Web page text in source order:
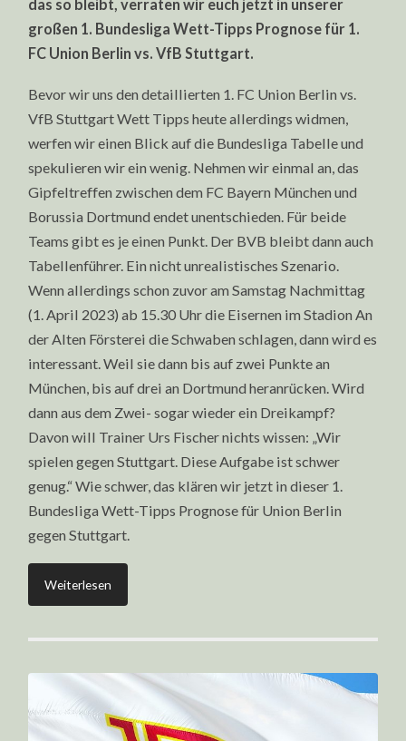
das so bleibt, verraten wir euch jetzt in unserer
großen 1. Bundesliga Wett-Tipps Prognose für 1.
FC Union Berlin vs. VfB Stuttgart.
Bevor wir uns den detaillierten 1. FC Union Berlin vs.
VfB Stuttgart Wett Tipps heute allerdings widmen,
werfen wir einen Blick auf die Bundesliga Tabelle und
spekulieren wir ein wenig. Nehmen wir einmal an, das
Gipfeltreffen zwischen dem FC Bayern München und
Borussia Dortmund endet unentschieden. Für beide
Teams gibt es je einen Punkt. Der BVB bleibt dann auch
Tabellenführer. Ein nicht unrealistisches Szenario.
Wenn allerdings schon zuvor am Samstag Nachmittag
(1. April 2023) ab 15.30 Uhr die Eisernen im Stadion An
der Alten Försterei die Schwaben schlagen, dann wird es
interessant. Weil sie dann bis auf zwei Punkte an
München, bis auf drei an Dortmund heranrücken. Wird
dann aus dem Zwei- sogar wieder ein Dreikampf?
Davon will Trainer Urs Fischer nichts wissen: „Wir
spielen gegen Stuttgart. Diese Aufgabe ist schwer
genug.“ Wie schwer, das klären wir jetzt in dieser 1.
Bundesliga Wett-Tipps Prognose für Union Berlin
gegen Stuttgart.
Weiterlesen